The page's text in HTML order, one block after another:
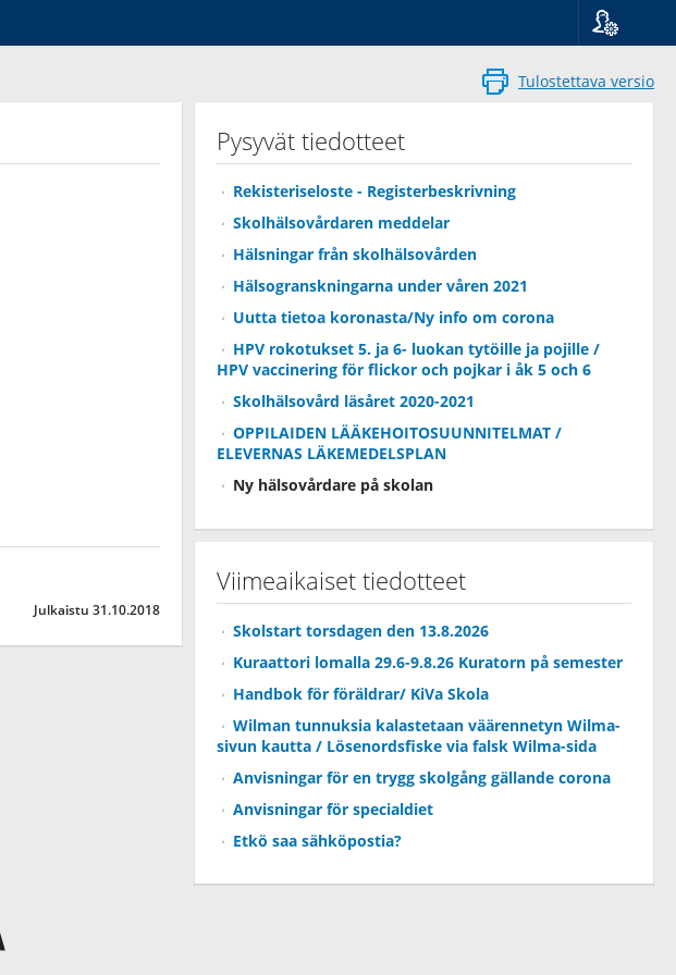
Suomi
Svenska
Julkaistu 31.10.2018
Tulostettava versio
Pysyvät tiedotteet
Rekisteriseloste - Registerbeskrivning
Skolhälsovårdaren meddelar
Hälsningar från skolhälsovården
Hälsogranskningarna under våren 2021
Uutta tietoa koronasta/Ny info om corona
HPV rokotukset 5. ja 6- luokan tytöille ja pojille /
HPV vaccinering för flickor och pojkar i åk 5 och 6
Skolhälsovård läsåret 2020-2021
OPPILAIDEN LÄÄKEHOITOSUUNNITELMAT /
ELEVERNAS LÄKEMEDELSPLAN
Ny hälsovårdare på skolan
Viimeaikaiset tiedotteet
Skolstart torsdagen den 13.8.2026
Kuraattori lomalla 29.6-9.8.26 Kuratorn på semester
Handbok för föräldrar/ KiVa Skola
Wilman tunnuksia kalastetaan väärennetyn Wilma-
sivun kautta / Lösenordsfiske via falsk Wilma-sida
Anvisningar för en trygg skolgång gällande corona
Anvisningar för specialdiet
Etkö saa sähköpostia?